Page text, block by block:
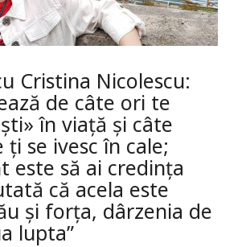
Cristina Nicolescu:
de câte ori te
în viață și câte
ți se ivesc în cale;
este să ai credința
că acela este
și forța, dârzenia de
lupta”